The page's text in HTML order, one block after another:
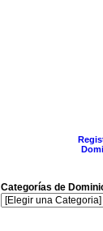
Categorías de